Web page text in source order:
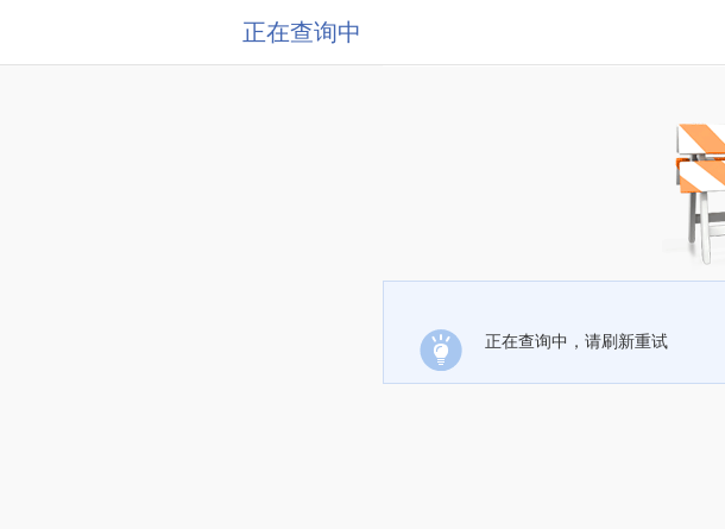
正在查询中
正在查询中，请刷新重试